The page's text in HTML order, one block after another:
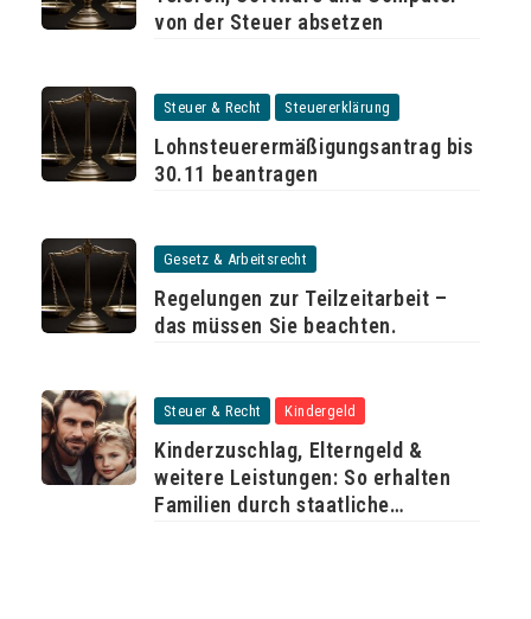
von der Steuer absetzen
Steuer & Recht Steuererklärung
Lohnsteuerermäßigungsantrag bis
30.11 beantragen
Gesetz & Arbeitsrecht
Regelungen zur Teilzeitarbeit –
das müssen Sie beachten.
Steuer & Recht Kindergeld
Kinderzuschlag, Elterngeld &
weitere Leistungen: So erhalten
Familien durch staatliche